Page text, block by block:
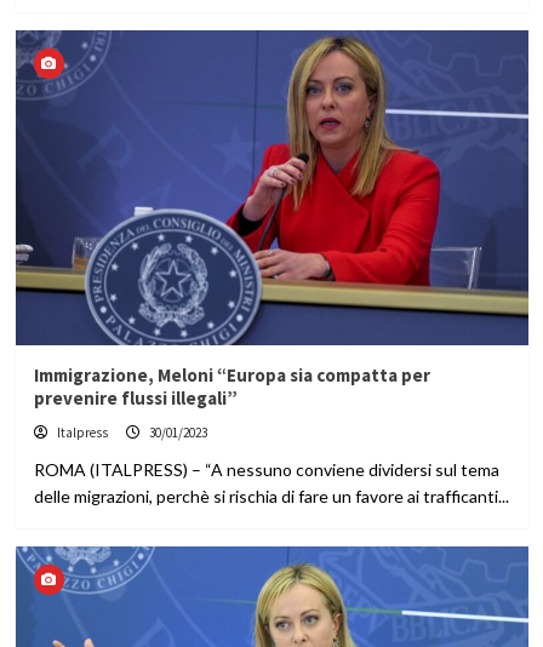
Immigrazione, Meloni “Europa sia compatta per
prevenire flussi illegali”
Italpress 30/01/2023
ROMA (ITALPRESS) – “A nessuno conviene dividersi sul tema
delle migrazioni, perchè si rischia di fare un favore ai trafficanti...